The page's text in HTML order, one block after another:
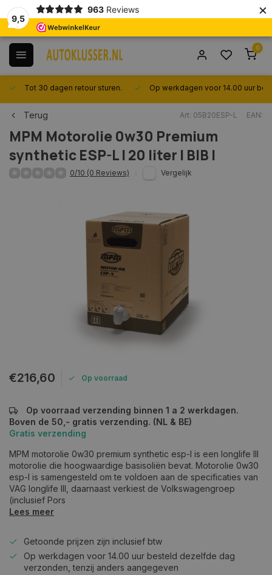
9,5
963 Reviews ×
0
Tot 30 dagen retour sturen. Op werkdagen voor 14.00 uur
Terug Art: 05B20ESP-L EAN:
MPM Motorolie 0w30 Premium
synthetic ESP-L l 20 liter l BIB l
0/10 (0 Reviews) Vergelijk
€216,60 Op voorraad
Op voorraad verzending binnen 1 a 2 werkdagen.
Boven de 50,- gratis verzending. (NL & BE)
Gratis verzending
MPM motorolie 0w30 premium synthetic esp-l is een longlife III
motorolie die hoogwaardige basisoliën bevat. Motorolie 0w30
esp-l is samengesteld om te voldoen aan de specificaties van
VAG longlife III, daarnaast verkiest de Volkswagengroep
(inclusief Pors
Lees meer
Getoonde prijzen zijn inclusief btw
Op werkdagen voor 14.00 uur besteld dezelfde dag
verzonden, tenzij anders aangegeven